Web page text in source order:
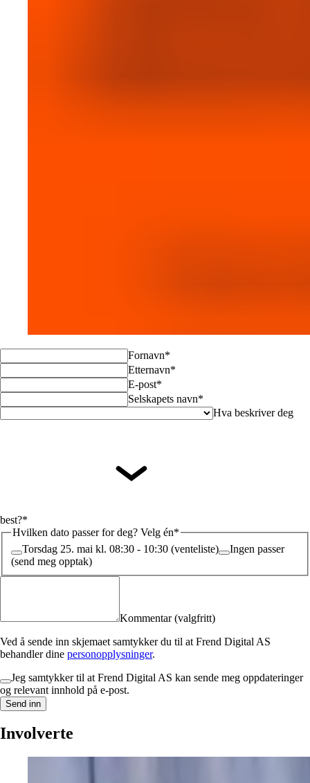
Fornavn*
Etternavn*
E-post*
Selskapets navn*
Hva beskriver deg
best?*
Hvilken dato passer for deg? Velg én*
Torsdag 25. mai kl. 08:30 - 10:30 (venteliste)
Ingen passer
(send meg opptak)
Kommentar (valgfritt)
Ved å sende inn skjemaet samtykker du til at Frend Digital AS
behandler dine personopplysninger.
Jeg samtykker til at Frend Digital AS kan sende meg oppdateringer
og relevant innhold på e-post.
Send inn
Involverte